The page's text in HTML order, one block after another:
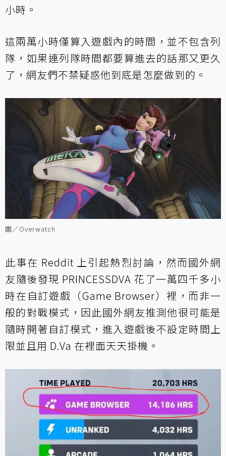
小時。
這兩萬小時僅算入遊戲內的時間，並不包含列
隊，如果連列隊時間都要算進去的話那又更久
了，網友們不禁疑惑他到底是怎麼做到的。
圖／Overwatch
此事在 Reddit 上引起熱烈討論，然而國外網
友隨後發現 PRINCESSDVA 花了一萬四千多小
時在自訂遊戲（Game Browser）裡，而非一
般的對戰模式，因此國外網友推測他很可能是
隨時開著自訂模式，進入遊戲後不設定時間上
限並且用 D.Va 在裡面天天掛機。